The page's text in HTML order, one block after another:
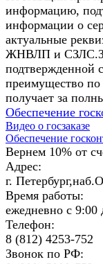
информацию,
информации о
актуальные
ЖНВЛП и
подтвержденной
преимущество
получает за
Обеспечение
Видео о госзаказе
Обеспечение
Вернем 10% от
Адрес:
г.
Время работы:
ежедневно с 9:00
Телефон:
8 (812) 4253-752
Звонок по РФ: